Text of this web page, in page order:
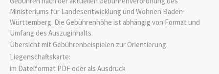
Ministeriums für Landesentwicklung und Wohnen Baden-
Württemberg. Die Gebührenhöhe ist abhängig von Format und
Umfang des Auszuginhalts.
Übersicht mit Gebührenbeispielen zur Orientierung:
Liegenschaftskarte:
im Dateiformat PDF oder als Ausdruck